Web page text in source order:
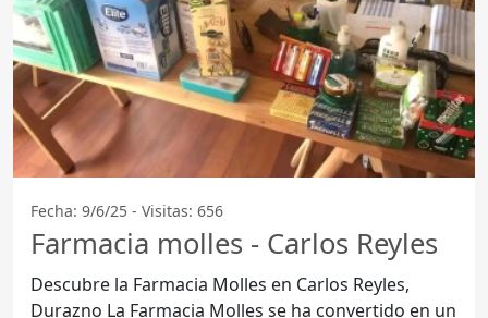
Fecha: 9/6/25 - Visitas: 656
Farmacia molles - Carlos Reyles
Descubre la Farmacia Molles en Carlos Reyles,
Durazno La Farmacia Molles se ha convertido en un